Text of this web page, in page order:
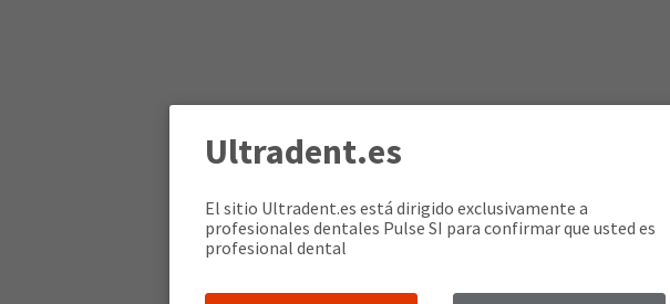
Ultradent.es
El sitio Ultradent.es está dirigido exclusivamente a
profesionales dentales Pulse SI para confirmar que usted es
profesional dental